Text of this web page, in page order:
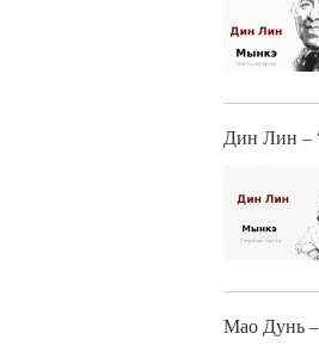
Дин Лин –
Мао Дунь –